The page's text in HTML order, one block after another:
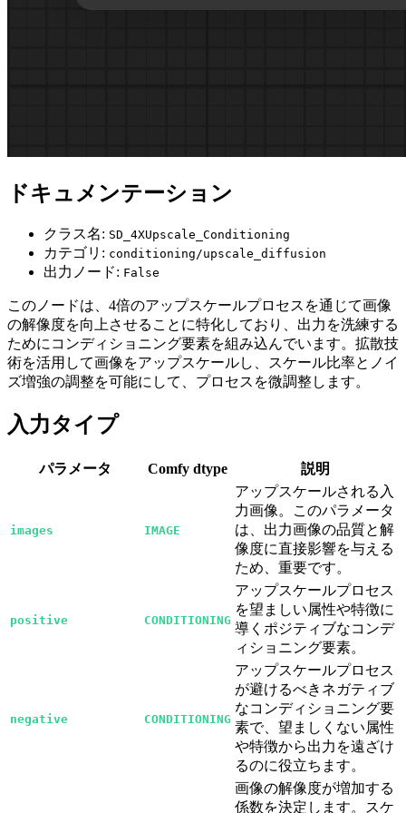
ドキュメンテーション
クラス名: SD_4XUpscale_Conditioning
カテゴリ: conditioning/upscale_diffusion
出力ノード: False
このノードは、4倍のアップスケールプロセスを通じて画像
の解像度を向上させることに特化しており、出力を洗練する
ためにコンディショニング要素を組み込んでいます。拡散技
術を活用して画像をアップスケールし、スケール比率とノイ
ズ増強の調整を可能にして、プロセスを微調整します。
入力タイプ
パラメータ Comfy dtype 説明
images IMAGE
アップスケールされる入
力画像。このパラメータ
は、出力画像の品質と解
像度に直接影響を与える
ため、重要です。
positive CONDITIONING
アップスケールプロセス
を望ましい属性や特徴に
導くポジティブなコンデ
ィショニング要素。
negative CONDITIONING
アップスケールプロセス
が避けるべきネガティブ
なコンディショニング要
素で、望ましくない属性
や特徴から出力を遠ざけ
るのに役立ちます。
画像の解像度が増加する
係数を決定します。スケ